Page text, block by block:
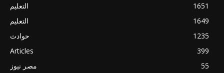
التعليم
1651
التعليم
1649
حوادث
1235
Articles
399
مصر نيوز
55